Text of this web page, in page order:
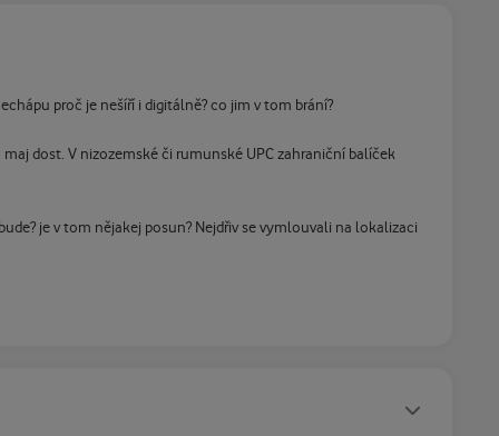
proč je nešíří i digitálně? co jim v tom brání?
dost. V nizozemské či rumunské UPC zahraniční balíček
je v tom nějakej posun? Nejdřiv se vymlouvali na lokalizaci